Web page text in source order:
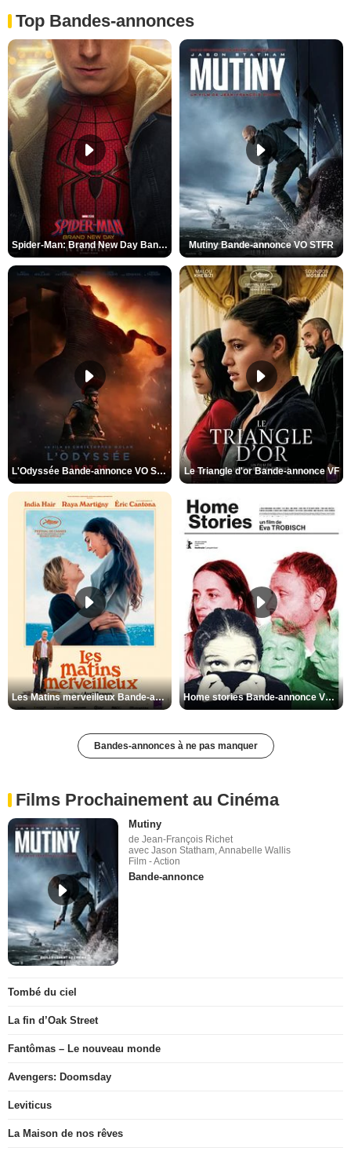
Top Bandes-annonces
Spider-Man: Brand New Day Bande-annonce VO STFR Mutiny Bande-annonce VO STFR
L'Odyssée Bande-annonce VO STFR Le Triangle d'or Bande-annonce VF
Les Matins merveilleux Bande-annonce VF Home stories Bande-annonce VO STFR
Bandes-annonces à ne pas manquer
Films Prochainement au Cinéma
Mutiny
de Jean-François Richet
avec Jason Statham, Annabelle Wallis
Film - Action
Bande-annonce
Tombé du ciel
La fin d’Oak Street
Fantômas – Le nouveau monde
Avengers: Doomsday
Leviticus
La Maison de nos rêves